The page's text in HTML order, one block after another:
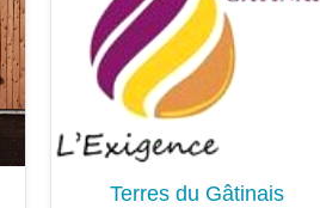
Terres du Gâtinais